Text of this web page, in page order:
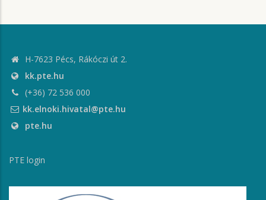
H-7623 Pécs, Rákóczi út 2.
kk.pte.hu
(+36) 72 536 000
kk.elnoki.hivatal@pte.hu
pte.hu
PTE login